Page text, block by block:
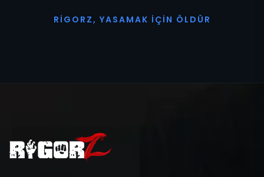
R I G O R Z, YASAMAK İ ÇI N Ö L D Ü R